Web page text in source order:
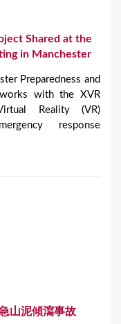
Shared at the
in Manchester
Preparedness and
works with the XVR
Reality (VR)
response
山泥傾瀉事故